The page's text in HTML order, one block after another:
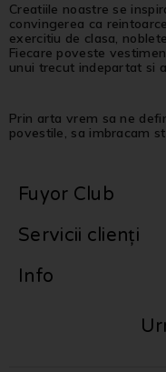
Creatiile noastre se
convingerea ca
exercitiu de clasa,
Fiecare poveste
unui trecut indepartat si
Prin arta vrem sa ne
povestile, sa imbracam
Fuyor Club
Servicii clienți
Info